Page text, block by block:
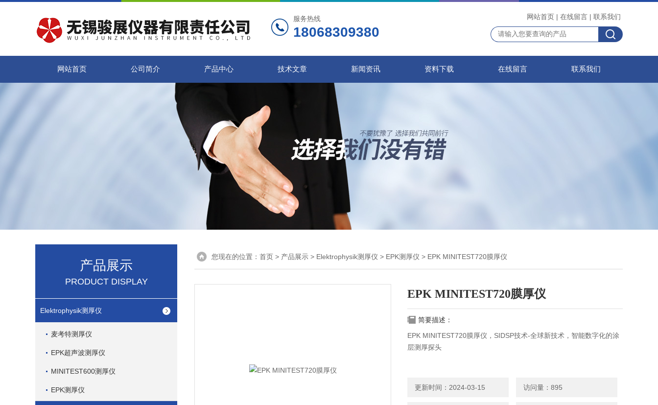
服务热线
18068309380
网站首页 | 在线留言 | 联系我们
网站首页 公司简介 产品中心 技术文章 新闻资讯 资料下载 在线留言 联系我们
产品展示
PRODUCT DISPLAY
Elektrophysik测厚仪
麦考特测厚仪
EPK超声波测厚仪
MINITEST600测厚仪
EPK测厚仪
您现在的位置： 首页 > 产品展示 > Elektrophysik测厚仪 > EPK测厚仪 > EPK MINITEST720膜厚仪
EPK MINITEST720膜厚仪
简要描述：
EPK MINITEST720膜厚仪，SIDSP技术-全球新技术，智能数字化的涂
层测厚探头
更新时间：2024-03-15 访问量：895